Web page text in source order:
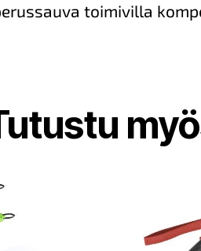
toimivilla